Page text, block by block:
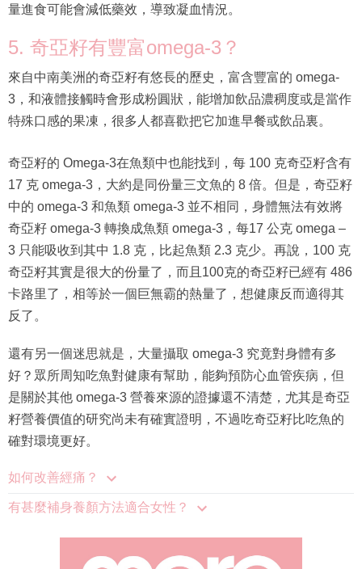
5. 奇亞籽有豐富omega-3？
來自中南美洲的奇亞籽有悠長的歷史，富含豐富的 omega-
特殊口感的果凍，很多人都喜歡把它加進早餐或飲品裏。
奇亞籽的 Omega-3在魚類中也能找到，每 100 克奇亞籽含有
中的 omega-3 和魚類 omega-3 並不相同，身體無法有效將
奇亞籽 omega-3 轉換成魚類 omega-3，每17 公克 omega –
3 只能吸收到其中 1.8 克，比起魚類 2.3 克少。再說，100 克
奇亞籽其實是很大的份量了，而且100克的奇亞籽已經有 486
卡路里了，相等於一個巨無霸的熱量了，想健康反而適得其
還有另一個迷思就是，大量攝取 omega-3 究竟對身體有多
是關於其他 omega-3 營養來源的證據還不清楚，尤其是奇亞
籽營養價值的研究尚未有確實證明，不過吃奇亞籽比吃魚的
確對環境更好。
如何改善經痛？
有甚麼補身養顏方法適合女性？